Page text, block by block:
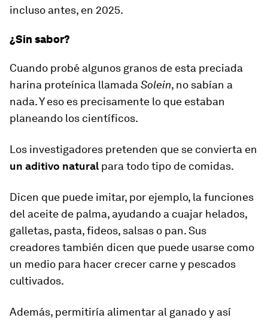
incluso antes, en 2025.
¿Sin sabor?
Cuando probé algunos granos de esta preciada
harina proteínica llamada Solein, no sabían a
nada. Y eso es precisamente lo que estaban
planeando los científicos.
Los investigadores pretenden que se convierta en
un aditivo natural para todo tipo de comidas.
Dicen que puede imitar, por ejemplo, la funciones
del aceite de palma, ayudando a cuajar helados,
galletas, pasta, fideos, salsas o pan. Sus
creadores también dicen que puede usarse como
un medio para hacer crecer carne y pescados
cultivados.
Además, permitiría alimentar al ganado y así